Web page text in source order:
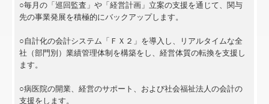
交通案内
セミナー案内
リンク集
○毎月の「巡回監査」や「経営計画」立案の支援を通じて、関与
先の事業発展を積極的にバックアップします。
○自計化の会計システム「ＦＸ２」を導入し、リアルタイムな全
社（部門別）業績管理体制を構築をし、経営体質の転換を支援し
ます。
○病医院の開業、経営のサポート、および社会福祉法人の会計の
支援をします。